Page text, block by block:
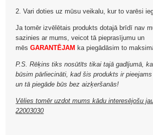
2. Vari doties uz mūsu veikalu, kur to varēsi
Ja tomēr izvēlētais produkts dotajā brīdī nav
sazinies ar mums, veicot tā pieprasījumu un
mēsGARANTĒJAM ka piegādāsim to
P.S. Rēķins tiks nosūtīts tikai tajā gadījumā,
būsim pārliecināti, kad šis produkts ir
un tā piegāde būs bez aizķeršanās!
Vēlies tomēr uzdot mums kādu interesējošu
22003030